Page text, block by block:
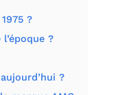
?
?
?